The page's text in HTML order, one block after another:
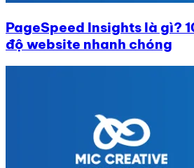
PageSpeed Insights là gì?
độ website nhanh chóng